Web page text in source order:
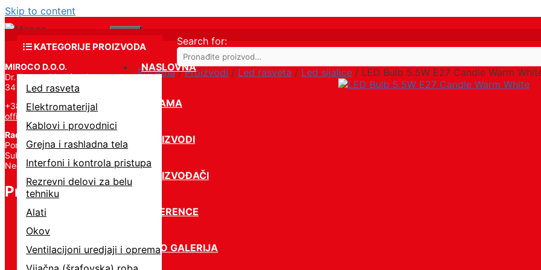
Skip to content
NASLOVNA
O NAMA
PROIZVODI
PROIZVOĐAČI
REFERENCE
FOTO GALERIJA
KATEGORIJE PROIZVODA Search for:
Led rasveta
Elektromaterijal
Kablovi i provodnici
Grejna i rashladna tela
Interfoni i kontrola pristupa
Rezrevni delovi za belu
tehniku
Alati
Okov
Ventilacijoni uredjaji i oprema
Početna/Proizvodi / Led rasveta / Led sijalice / LED Bulb 5.5W E27 Candle Warm
MIROCO D.O.O.
Dr. Zorana Đinđića 19,
34 000 Kragujevac
+381 34 331 824
office@miroco.rs
Radno vreme
Pon – Petak | 8:00 – 20:00,
Subota | 8:00 – 15:00,
Nedelja – Ne radimo
Proizvodi